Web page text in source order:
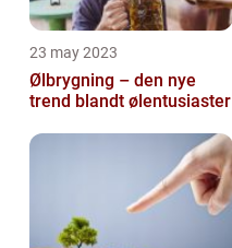
23 may 2023
Ølbrygning – den nye
trend blandt ølentusiaster